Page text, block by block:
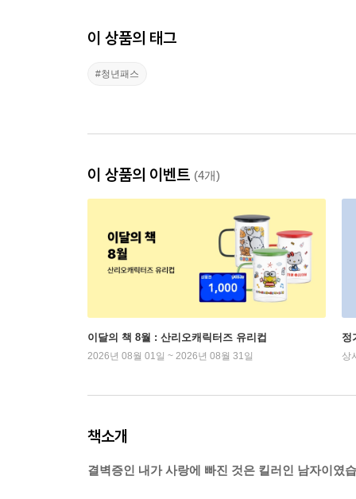
이 상품의 태그
#청년패스
이 상품의 이벤트 (4개)
이달의 책 8월 : 산리오캐릭터즈 유리컵
2026년 08월 01일 ~ 2026년 08월 31일
정
상
책소개
결벽증인 내가 사랑에 빠진 것은 킬러인 남자이였